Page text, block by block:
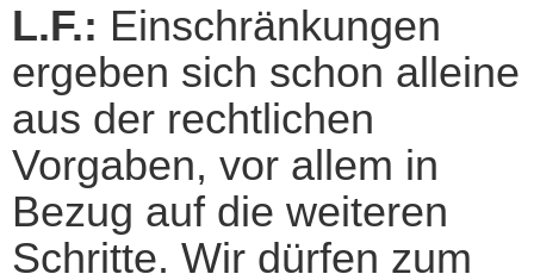
L.F.: Einschränkungen
ergeben sich schon alleine
aus der rechtlichen
Vorgaben, vor allem in
Bezug auf die weiteren
Schritte. Wir dürfen zum